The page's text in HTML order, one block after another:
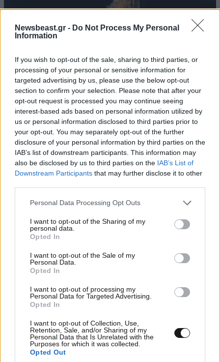
Newsbeast.gr - Do Not Process My Personal
Information
If you wish to opt-out of the sale, sharing to third parties, or
processing of your personal or sensitive information for
targeted advertising by us, please use the below opt-out
section to confirm your selection. Please note that after your
opt-out request is processed you may continue seeing
interest-based ads based on personal information utilized by
us or personal information disclosed to third parties prior to
your opt-out. You may separately opt-out of the further
disclosure of your personal information by third parties on the
IAB’s list of downstream participants. This information may
also be disclosed by us to third parties on the IAB’s List of
Downstream Participants that may further disclose it to other
Please note that this website/app uses one or more Google
not limited to your visit or usage behaviour. You may click to
grant or deny consent to Google and its third-party tags to
use your data for below specified purposes in below Google
consent section.
Personal Data Processing Opt Outs
I want to opt-out of the Sharing of my
personal data.
Opted In
I want to opt-out of the Sale of my
Personal Data.
Opted In
I want to opt-out of processing my
Personal Data for Targeted Advertising.
Opted In
I want to opt-out of Collection, Use,
Retention, Sale, and/or Sharing of my
Personal Data that Is Unrelated with the
Purposes for which it was collected.
Opted Out
Ιράν: «Κλειστά τα Στενά του Ορμούζ μέχρι να
δεχθούν οι ΗΠΑ όλους τους όρους μας» – Στο
τραπέζι συμφωνία για το άνοιγμα
Πέντε χρόνια από τη φωτιά που κατέκαψε τη
Βόρεια Εύβοια – Το δάσος πρασινίζει ξανά, οι
οικονομικές πληγές παραμένουν